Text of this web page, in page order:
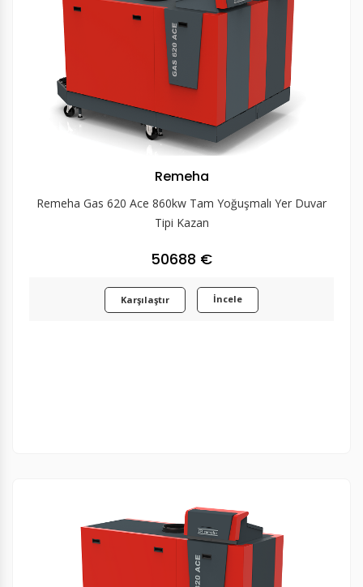
Remeha
Remeha Gas 620 Ace 860kw Tam Yoğuşmalı Yer Duvar
Tipi Kazan
50688 €
Karşılaştır İncele